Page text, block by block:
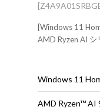
[Windows 11
AMD Ryzen AI シ
Windows 11
AMD Ryzen™ AI